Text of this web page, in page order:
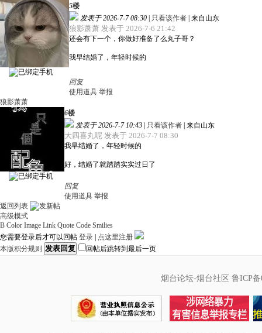
5楼
发表于 2026-7-7 08:30
只看该作者 来自山东
狼影萧萧 发表于 2026-7-6 21:42
还会有下一个，你做好准备了么丸子哥？
我早结婚了，年轻时候的
回复
使用道具 举报
狼影萧萧
6楼
发表于 2026-7-7 10:43
只看该作者 来自山东
大四喜丸呢 发表于 2026-7-7 08:30
我早结婚了，年轻时候的
好，结婚了就踏踏实实过日了
回复
使用道具 举报
返回列表
高级模式
B Color Image Link Quote Code Smilies
您需要登录后才可以回帖 登录
点这里注册
本版积分规则 发表回复 回帖后跳转到最后一页
烟台论坛-烟台社区 鲁ICP备